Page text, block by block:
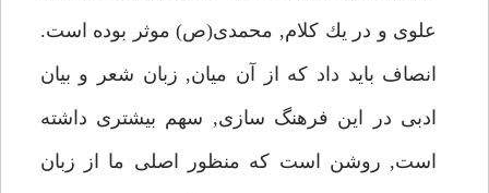
علوى و در يك كلام, محمدى(ص) موثر بوده است.
انصاف بايد داد كه از آن ميان, زبان شعر و بيان
ادبى در اين فرهنگ سازى, سهم بيشترى داشته
است, روشن است كه منظور اصلى ما از زبان